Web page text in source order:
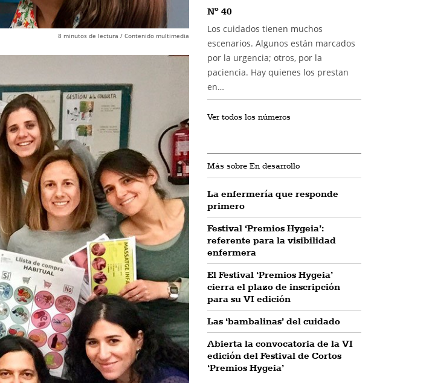
8 minutos de lectura / Contenido multimedia
Nº 40
Los cuidados tienen muchos
escenarios. Algunos están marcados
por la urgencia; otros, por la
paciencia. Hay quienes los prestan
en…
Ver todos los números
Más sobre En desarrollo
La enfermería que responde
primero
Festival ‘Premios Hygeia’:
referente para la visibilidad
enfermera
El Festival ‘Premios Hygeia’
cierra el plazo de inscripción
para su VI edición
Las ‘bambalinas’ del cuidado
Abierta la convocatoria de la VI
edición del Festival de Cortos
‘Premios Hygeia’